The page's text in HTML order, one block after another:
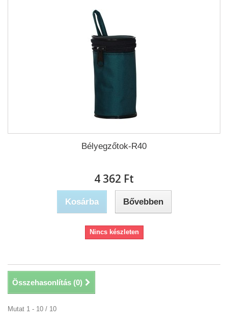
Bélyegzőtok-R40
4 362 Ft‎
Kosárba Bővebben
Nincs készleten
Összehasonlítás (0)
Mutat 1 - 10 / 10